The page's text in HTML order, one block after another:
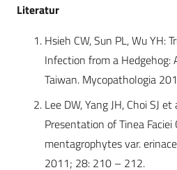
Literatur
Hsieh CW, Sun PL, Wu YH:
Infection from a Hedgehog:
Taiwan. Mycopathologia
Lee DW, Yang JH, Choi SJ
Presentation of Tinea
mentagrophytes var.
2011; 28: 210 – 212.